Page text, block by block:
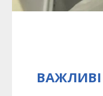
ВАЖЛИВІ